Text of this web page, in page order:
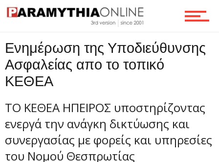
Ροή
Επικοινωνία
Ενημέρωση της Υποδιεύθυνσης
Ασφαλείας απο το τοπικό
ΚΕΘΕΑ
TO ΚΕΘΕΑ ΗΠΕΙΡΟΣ υποστηρίζοντας
ενεργά την ανάγκη δικτύωσης και
συνεργασίας με φορείς και υπηρεσίες
του Νομού Θεσπρωτίας